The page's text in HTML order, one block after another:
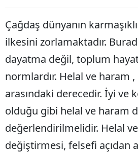
Çağdaş dünyanın
ilkesini zorlamaktadır.
dayatma değil, toplum
normlardır. Helal ve haram
arasındaki derecedir. İyi ve
olduğu gibi helal ve haram
değerlendirilmelidir. Helal
değiştirmesi, felsefi açıdan